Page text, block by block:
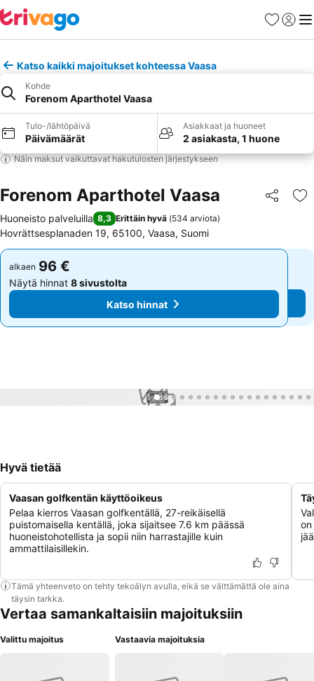
Suosikit
Katso kaikki majoitukset kohteessa Vaasa
Kohde
Forenom Aparthotel Vaasa
Tulo-/lähtöpäivä
Päivämäärät
Asiakkaat ja huoneet
2 asiakasta, 1 huone
Näin maksut vaikuttavat hakutulosten järjestykseen
Forenom Aparthotel Vaasa Jaa
Huoneisto palveluilla 8,3 Erittäin hyvä (534 arviota)
Hovrättsesplanaden 19, 65100, Vaasa, Suomi
alkaen 96 €
Näytä hinnat 8 sivustolta
Katso hinnat
alkaen 96 €
Näytä hinnat 8 sivustolta
Katso hinnat
1 / 36
Hyvä tietää
Vaasan golfkentän käyttöoikeus
Pelaa kierros Vaasan golfkentällä, 27-reikäisellä
puistomaisella kentällä, joka sijaitsee 7.6 km päässä
huoneistohotellista ja sopii niin harrastajille kuin
ammattilaisillekin.
Tämä yhteenveto on tehty tekoälyn avulla, eikä se välttämättä ole aina
täysin tarkka.
Vertaa samankaltaisiin majoituksiin
Valittu majoitus Vastaavia majoituksia